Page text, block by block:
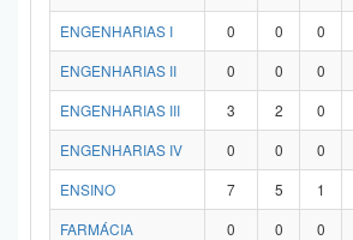
ENGENHARIAS I
0 0 0
ENGENHARIAS II
0 0 0
ENGENHARIAS III
3 2 0
ENGENHARIAS IV
0 0 0
ENSINO
7 5 1
FARMÁCIA
0 0 0